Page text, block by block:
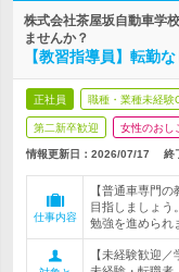
株式会社茶屋坂自動車学
ませんか？
【教習指導員】転勤
正社員 職種・業種未経験
第二新卒歓迎 女性のおし
情報更新日：2026/07/17 終
仕事内容
【普通車専門
目指しましょう
勉強を進められ
【未経験歓迎